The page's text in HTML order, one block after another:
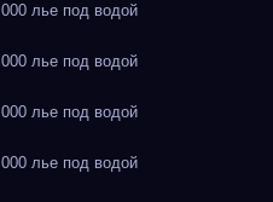
лье под водой
лье под водой
лье под водой
лье под водой